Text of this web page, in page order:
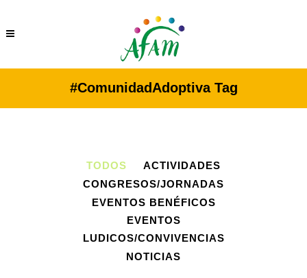
#ComunidadAdoptiva Tag
TODOS
ACTIVIDADES
CONGRESOS/JORNADAS
EVENTOS BENÉFICOS
EVENTOS
LUDICOS/CONVIVENCIAS
NOTICIAS